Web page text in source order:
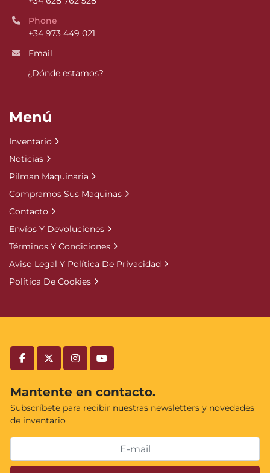
facebooktwitterinstagramyoutube
Mantente en contacto.
Subscríbete para recibir nuestras newsletters y novedades
de inventario
Phone
+34 973 449 021
Email
¿Dónde estamos?
Menú
Inventario
Noticias
Pilman Maquinaria
Compramos Sus Maquinas
Contacto
Envíos Y Devoluciones
Términos Y Condiciones
Aviso Legal Y Política De Privacidad
Política De Cookies